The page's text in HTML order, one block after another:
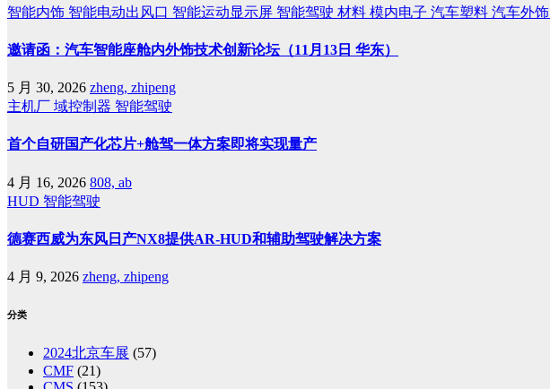
智能内饰 智能电动出风口 智能运动显示屏 智能驾驶 材料 模内电子 汽车塑料 汽车外饰
邀请函：汽车智能座舱内外饰技术创新论坛（11月13日 华东）
5 月 30, 2026 zheng, zhipeng
主机厂 域控制器 智能驾驶
首个自研国产化芯片+舱驾一体方案即将实现量产
4 月 16, 2026 808, ab
HUD 智能驾驶
德赛西威为东风日产NX8提供AR-HUD和辅助驾驶解决方案
4 月 9, 2026 zheng, zhipeng
分类
2024北京车展 (57)
CMF (21)